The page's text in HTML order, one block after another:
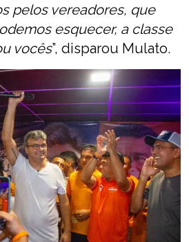
pelos vereadores, que
esquecer, a classe
vocês”, disparou Mulato.